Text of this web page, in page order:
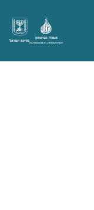
מדינת ישראל
משרד הביטחון
אגף משפחות, הנצחה ומורשת